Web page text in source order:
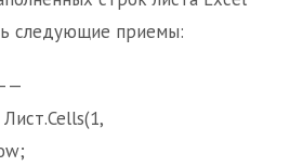
следующие приемы: